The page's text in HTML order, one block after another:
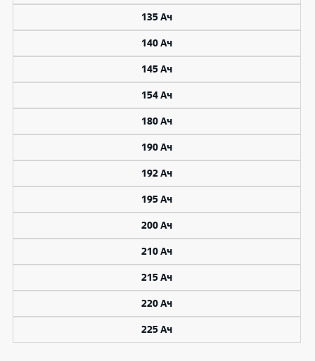
135 Ач
140 Ач
145 Ач
154 Ач
180 Ач
190 Ач
192 Ач
195 Ач
200 Ач
210 Ач
215 Ач
220 Ач
225 Ач